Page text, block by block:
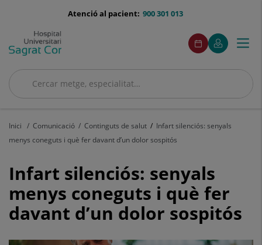
menu-
900 301 013
Atenció al pacient:
Cercar
Cercar
menuAcceso
Demaneu
cita
Aquest
enllaç
s'obrirà
una
El
meu
Aquest
enllaç
s'obrirà
una
finestra
Menú
Inici Comunicació Continguts de salut
Infart silenciós: senyals
menys coneguts i què fer davant d’un dolor sospitós
Infart
silenciós:
senyals
Infart silenciós: senyals
menys coneguts i què fer
davant d’un dolor sospitós